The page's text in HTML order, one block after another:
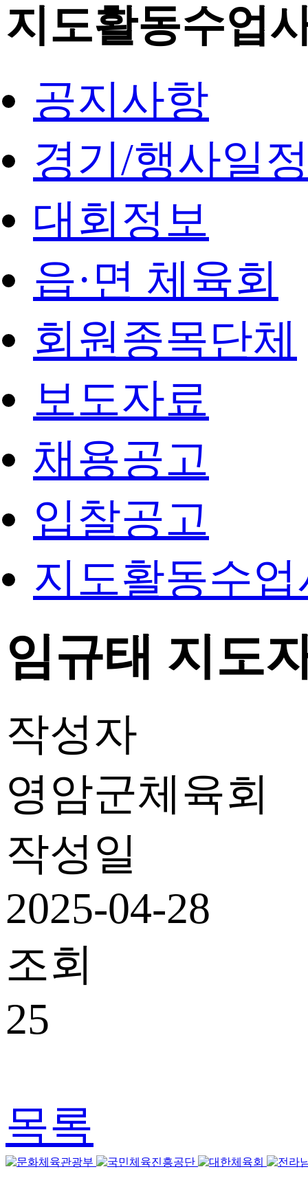
지도활동수업
공지사항
경기/행사일
대회정보
읍·면 체육회
회원종목단체
보도자료
채용공고
입찰공고
지도활동수
임규태 지도
작성자
영암군체육회
작성일
2025-04-28
조회
25
목록